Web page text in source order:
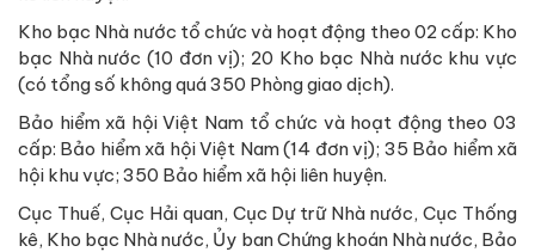
Kho bạc Nhà nước tổ chức và hoạt động theo 02 cấp: Kho
bạc Nhà nước (10 đơn vị); 20 Kho bạc Nhà nước khu vực
(có tổng số không quá 350 Phòng giao dịch).
Bảo hiểm xã hội Việt Nam tổ chức và hoạt động theo 03
cấp: Bảo hiểm xã hội Việt Nam (14 đơn vị); 35 Bảo hiểm xã
hội khu vực; 350 Bảo hiểm xã hội liên huyện.
Cục Thuế, Cục Hải quan, Cục Dự trữ Nhà nước, Cục Thống
kê, Kho bạc Nhà nước, Ủy ban Chứng khoán Nhà nước, Bảo